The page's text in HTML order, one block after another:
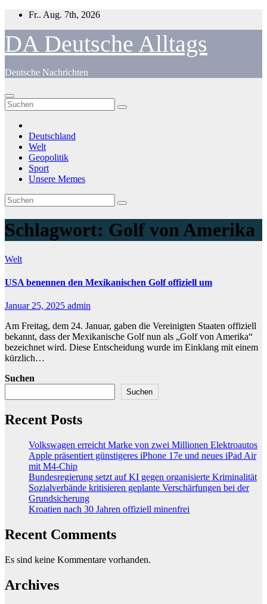
Zum
springen
Fr.. Aug. 7th, 2026
DA Deutsche Alltags
Deutsche Nachrichten
Deutschland
Welt
Geopolitik
Sport
Unsere Memes
Schlagwort: Golf von Amerika
Welt
USA benennen den Mexikanischen Golf offiziell um
Januar 25, 2025 admin
Am Freitag, dem 24. Januar, gaben die Vereinigten Staaten offiziell
bekannt, dass der Mexikanische Golf nun als „Golf von Amerika“
bezeichnet wird. Diese Entscheidung wurde im Einklang mit einem
kürzlich…
Suchen
Suchen
Recent Posts
Volkswagen erreicht Marke von zwei Millionen Elektroautos
Apple präsentiert günstigeres iPhone 17e und neues iPad Air
mit M4-Chip
Bundesregierung setzt auf KI gegen organisierte Kriminalität
Sozialverbände kritisieren geplante Verschärfungen bei der
Grundsicherung
Kroatien nach 30 Jahren offiziell minenfrei
Recent Comments
Es sind keine Kommentare vorhanden.
Archives